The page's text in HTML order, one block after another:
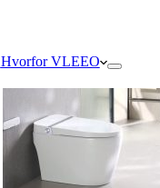
Hvorfor VLEEO